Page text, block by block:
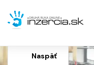
Naspäť